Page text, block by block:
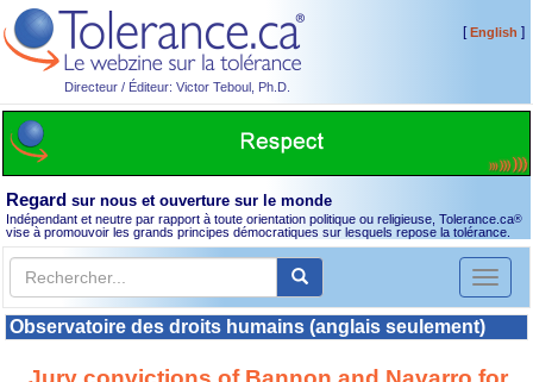
Directeur / Éditeur: Victor Teboul, Ph.D.
[English ]
Regard sur nous et ouverture sur le monde
Indépendant et neutre par rapport à toute orientation politique ou religieuse, Tolerance.ca®
vise à promouvoir les grands principes démocratiques sur lesquels repose la tolérance.
Toggle
Observatoire des droits humains (anglais seulement)